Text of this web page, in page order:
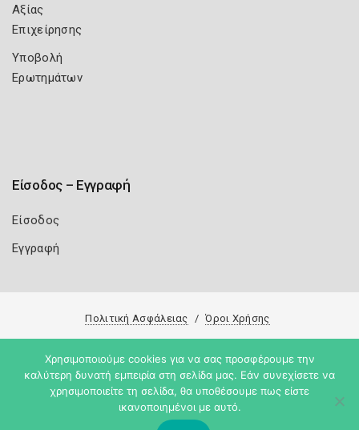
Αξίας
Επιχείρησης
Υποβολή
Ερωτημάτων
Είσοδος – Εγγραφή
Είσοδος
Εγγραφή
Πολιτική Ασφάλειας Όροι Χρήσης
Copyright 2026 Knowledge A.E.
Χρησιμοποιούμε cookies για να σας προσφέρουμε την
καλύτερη δυνατή εμπειρία στη σελίδα μας. Εάν συνεχίσετε να
χρησιμοποιείτε τη σελίδα, θα υποθέσουμε πως είστε
ικανοποιημένοι με αυτό.